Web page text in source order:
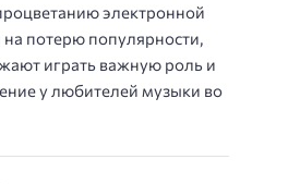
электронной
потерю популярности,
играть важную роль и
у любителей музыки во